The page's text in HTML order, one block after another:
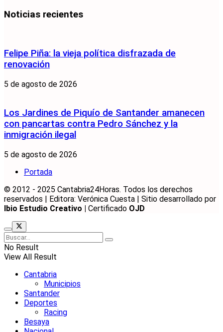
Noticias recientes
Felipe Piña: la vieja política disfrazada de
renovación
5 de agosto de 2026
Los Jardines de Piquío de Santander amanecen
con pancartas contra Pedro Sánchez y la
inmigración ilegal
5 de agosto de 2026
Portada
© 2012 - 2025 Cantabria24Horas. Todos los derechos
reservados | Editora: Verónica Cuesta | Sitio desarrollado por
Ibio Estudio Creativo | Certificado OJD
No Result
View All Result
Cantabria
Municipios
Santander
Deportes
Racing
Besaya